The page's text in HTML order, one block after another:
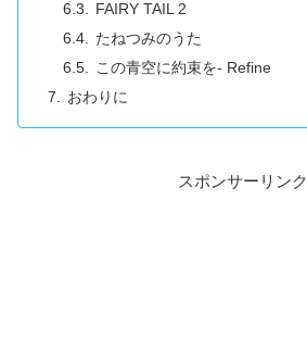
FAIRY TAIL 2
たねつみのうた
この青空に約束を- Refine
おわりに
スポンサーリンク